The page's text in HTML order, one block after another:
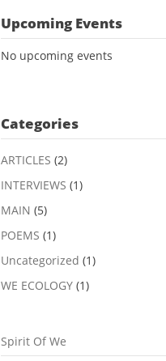
Upcoming Events
No upcoming events
Categories
ARTICLES (2)
INTERVIEWS (1)
MAIN (5)
POEMS (1)
Uncategorized (1)
WE ECOLOGY(1)
Spirit Of We